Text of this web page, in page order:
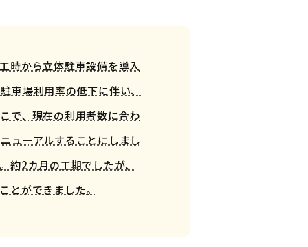
時から立体駐車設備を導入
車場利用率の低下に伴い、
で、現在の利用者数に合わ
ューアルすることにしまし
約2カ月の工期でしたが、
とができました。